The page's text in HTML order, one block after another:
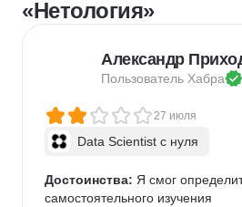
«Нетология»
Александр
Пользователь Хабра
27 июля
Data Scientist с нуля
Достоинства: Я смог
самостоятельного изучения